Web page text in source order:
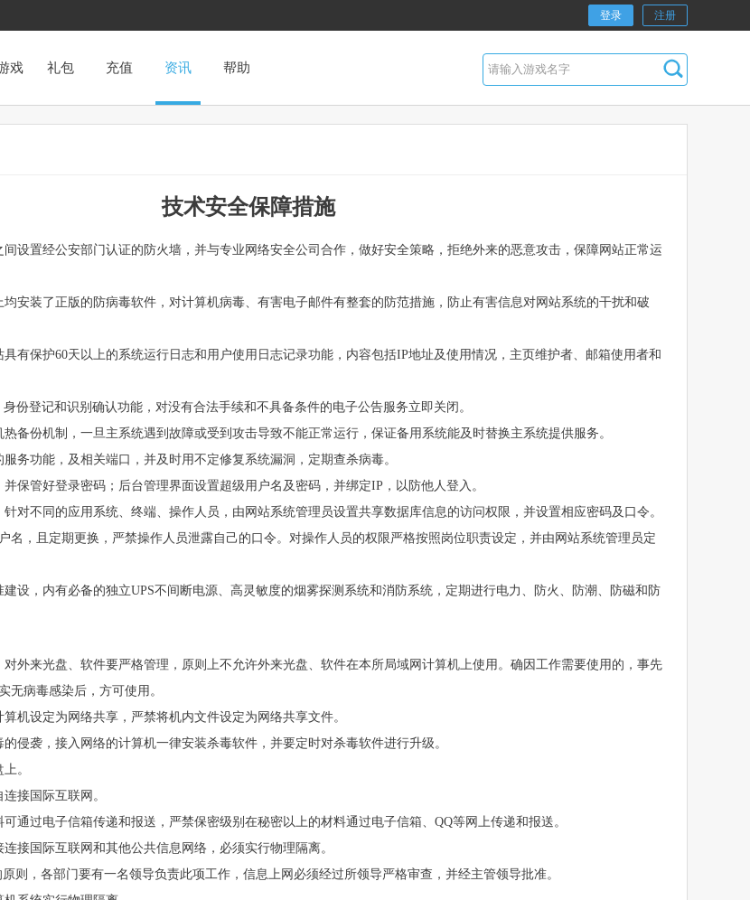
登录 注册
戏 礼包 充值 资讯 帮助
技术安全保障措施
设置经公安部门认证的防火墙，并与专业网络安全公司合作，做好安全策略，拒绝外来的恶意攻击，保障网站正常运
安装了正版的防病毒软件，对计算机病毒、有害电子邮件有整套的防范措施，防止有害信息对网站系统的干扰和破
有保护60天以上的系统运行日志和用户使用日志记录功能，内容包括IP地址及使用情况，主页维护者、邮箱使用者和
份登记和识别确认功能，对没有合法手续和不具备条件的电子公告服务立即关闭。
备份机制，一旦主系统遇到故障或受到攻击导致不能正常运行，保证备用系统能及时替换主系统提供服务。
务功能，及相关端口，并及时用不定修复系统漏洞，定期查杀病毒。
保管好登录密码；后台管理界面设置超级用户名及密码，并绑定IP，以防他人登入。
对不同的应用系统、终端、操作人员，由网站系统管理员设置共享数据库信息的访问权限，并设置相应密码及口令。
名，且定期更换，严禁操作人员泄露自己的口令。对操作人员的权限严格按照岗位职责设定，并由网站系统管理员定
设，内有必备的独立UPS不间断电源、高灵敏度的烟雾探测系统和消防系统，定期进行电力、防火、防潮、防磁和防
外来光盘、软件要严格管理，原则上不允许外来光盘、软件在本所局域网计算机上使用。确因工作需要使用的，事先
无病毒感染后，方可使用。
机设定为网络共享，严禁将机内文件设定为网络共享文件。
侵袭，接入网络的计算机一律安装杀毒软件，并要定时对杀毒软件进行升级。
。
接国际互联网。
通过电子信箱传递和报送，严禁保密级别在秘密以上的材料通过电子信箱、QQ等网上传递和报送。
接国际互联网和其他公共信息网络，必须实行物理隔离。
则，各部门要有一名领导负责此项工作，信息上网必须经过所领导严格审查，并经主管领导批准。